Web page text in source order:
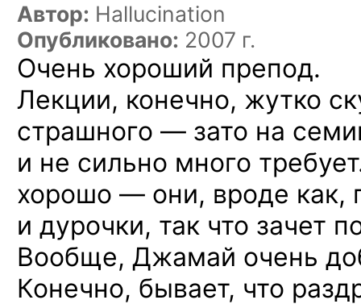
Автор: Hallucination
Опубликовано: 2007 г.
Очень хороший препод.
Лекции, конечно, жутко
страшного — зато на
и не сильно много
хорошо — они, вроде как,
и дурочки, так что зачет
Вообще, Джамай очень
Конечно, бывает, что